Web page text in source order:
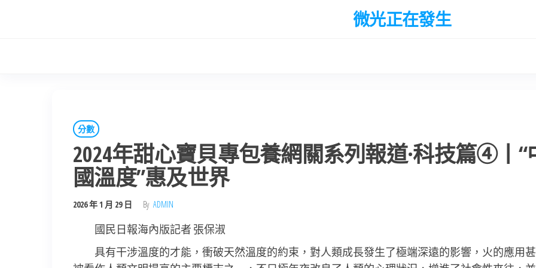
微光正在發生
分數
2024年甜心寶貝專包養網關系列報道·科技篇④丨“
國溫度”惠及世界
2026 年 1 月 29 日 By ADMIN
國民日報海內版記者 張保淑
具有干涉溫度的才能，衝破天然溫度的約束，對人類成長發生了極端深遠的影響，火的應用